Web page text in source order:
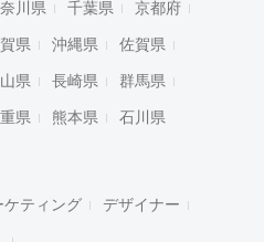
川県 千葉県 京都府
県 沖縄県 佐賀県
県 長崎県 群馬県
県 熊本県 石川県
ケティング デザイナー